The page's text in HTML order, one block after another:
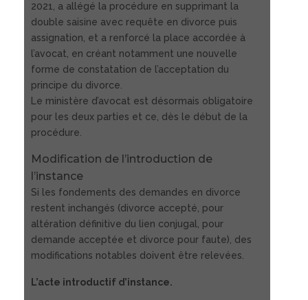
2021, a allégé la procédure en supprimant la
double saisine avec requête en divorce puis
assignation, et a renforcé la place accordée à
l’avocat, en créant notamment une nouvelle
forme de constatation de l’acceptation du
principe du divorce.
Le ministère d’avocat est désormais obligatoire
pour les deux parties et ce, dès le début de la
procédure.
Modification de l’introduction de
l’instance
Si les fondements des demandes en divorce
restent inchangés (divorce accepté, pour
altération définitive du lien conjugal, pour
demande acceptée et divorce pour faute), des
modifications notables doivent être relevées.
L’acte introductif d’instance.